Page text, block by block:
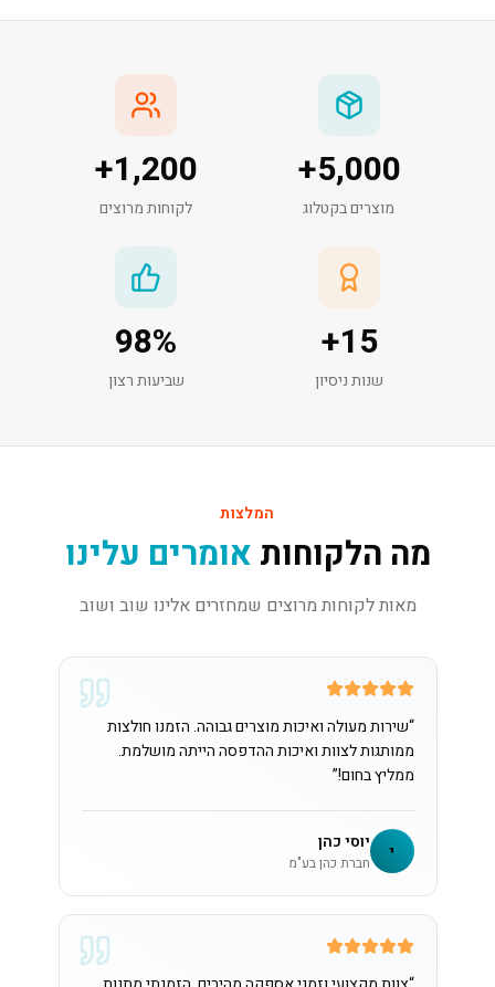
5,000
+
מוצרים בקטלוג
1,200
+
לקוחות מרוצים
15
+
שנות ניסיון
98%
שביעות רצון
המלצות
מה הלקוחות אומרים עלינו
מאות לקוחות מרוצים שמחזרים אלינו שוב ושוב
“שירות מעולה ואיכות מוצרים גבוהה. הזמנו חולצות
ממותגות לצוות ואיכות ההדפסה הייתה מושלמת.
ממליץ בחום!”
י יוסי כהן
חברת כהן בע"מ